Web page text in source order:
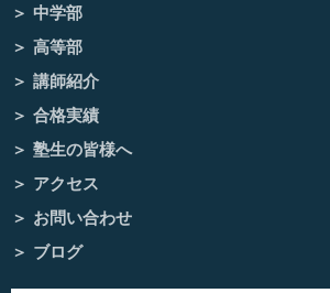
中学部
高等部
講師紹介
合格実績
塾生の皆様へ
アクセス
お問い合わせ
ブログ